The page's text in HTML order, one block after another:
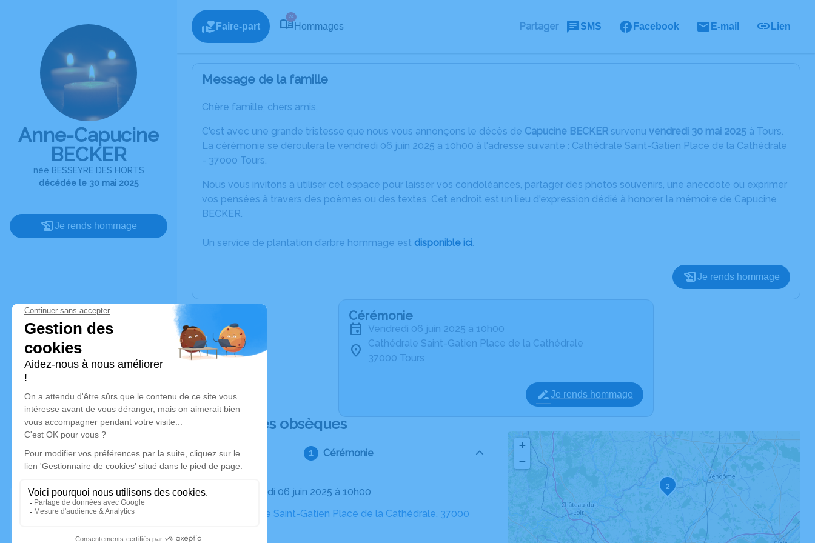
Anne-Capucine
BECKER
née BESSEYRE DES HORTS
décédée le 30 mai 2025
Je rends hommage
Faire-part
24
Hommages Partager SMS Facebook E-mail Lien
Message de la famille
Chère famille, chers amis,
C'est avec une grande tristesse que nous vous annonçons le décès de Capucine BECKER survenu vendredi 30 mai 2025 à Tours.
La cérémonie se déroulera le vendredi 06 juin 2025 à 10h00 à l'adresse suivante : Cathédrale Saint-Gatien Place de la Cathédrale
- 37000 Tours.
Nous vous invitons à utiliser cet espace pour laisser vos condoléances, partager des photos souvenirs, une anecdote ou exprimer
vos pensées à travers des poèmes ou des textes. Cet endroit est un lieu d'expression dédié à honorer la mémoire de Capucine
BECKER.
Un service de plantation d’arbre hommage est disponible ici.
Je rends hommage
Cérémonie
vendredi 06 juin 2025 à 10h00
Cathédrale Saint-Gatien Place de la Cathédrale
37000 Tours
Je rends hommage
Déroulé des obsèques
Cérémonie
Le vendredi 06 juin 2025 à 10h00
Cathédrale Saint-Gatien Place de la Cathédrale, 37000
2
+
−